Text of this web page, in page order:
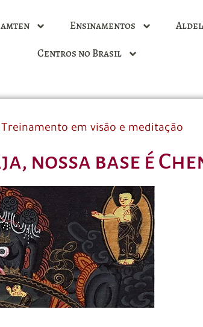
Ensinamentos
Centros no Brasil
Treinamento em visão e meditação
nossa base é